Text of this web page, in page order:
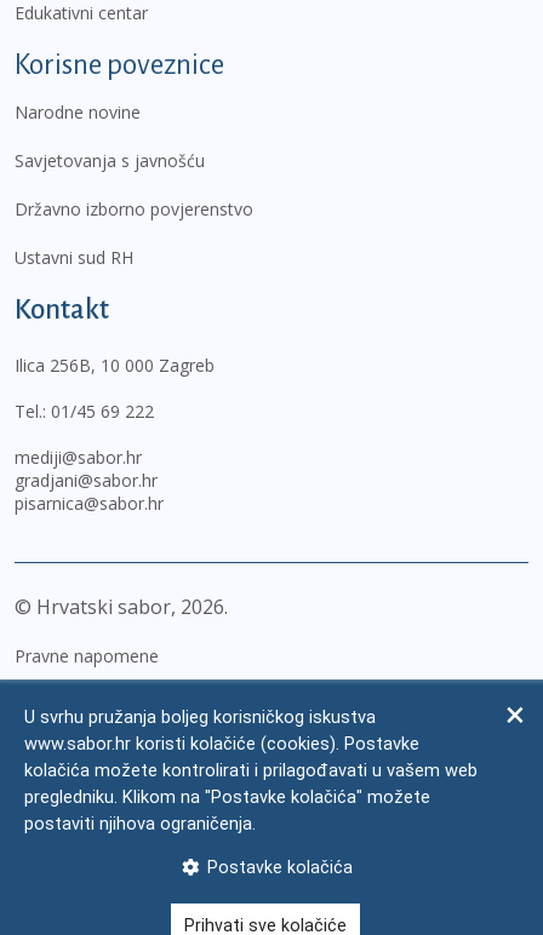
Edukativni centar
Korisne poveznice
Narodne novine
Savjetovanja s javnošću
Državno izborno povjerenstvo
Ustavni sud RH
Kontakt
Ilica 256B, 10 000 Zagreb
Tel.: 01/45 69 222
mediji@sabor.hr
gradjani@sabor.hr
pisarnica@sabor.hr
© Hrvatski sabor, 2026
Pravne napomene
Zaštita osobnih podataka
Impressum
Česta pitanja
U svrhu pružanja boljeg korisničkog iskustva
www.sabor.hr koristi kolačiće (cookies). Postavke
kolačića možete kontrolirati i prilagođavati u vašem web
pregledniku. Klikom na "Postavke kolačića" možete
postaviti njihova ograničenja.
Postavke kolačića
Prihvati sve kolačiće